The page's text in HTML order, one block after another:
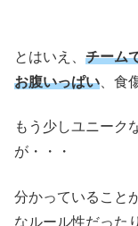
とはいえ、 チーム
お腹いっぱい 、食
もう少しユニーク
が・・・
分かっていること
なルール性だった